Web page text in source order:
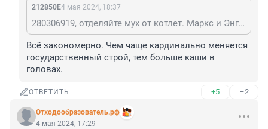
212850Е4 мая 2024, 18:37
280306919, отделяйте мух от котлет. Маркс и Энгельс - утописты, никого не интересуют своими теориями. С Лениным сложнее, с одной стороны, он лежит в Мавзолее, никто его труп захоронить не смеет, с другой стороны, при любых торжествах на Красной площади, этот самый Мавзолей завешивают, чтобы он в кадрах не светился. По последним историческим исследованиям выяснилось, что Ленин придумал Украину. Кроме того, он ненавидел и уничтожал буржуев, к чему с неприязнью относятся Тимченко, Чубайс, братья Роттенберги, и многие другие российские миллиардеры. Это если брать только из официально признанных богачей. Кстати, Ленин придумал не только Украину, но и многие другие республики. Только пока современные российские историки до них не дошли. То есть, совершенно не понятно, Ленин - что за фигура, положительная или отрицательная? А ещё, его преемником был Сталин, который, как теперь выясняется в современных исторических кругах, всё -таки был героем и отцом народа. И красной линией идёт единая черта - всё это время их курс, и последующих вождей, сопровождала единственно справедливая и честная служба: ЧК-ОГПУ- НКВД -КГБ- и далее. Короче говоря, не стоит трогать классиков марксизма -ленинизма, надо подождать, пока им точную оценку не дадут современные уважаемые историки и философы, типа Мединского и Дугина, и пока их заключения не будут утверждены на самом верху.
Всё закономерно. Чем чаще кардинально меняется
государственный строй, тем больше каши в
головах.
ОТВЕТИТЬ +5 –2
Отходообразователь.рф
4 мая 2024, 17:29